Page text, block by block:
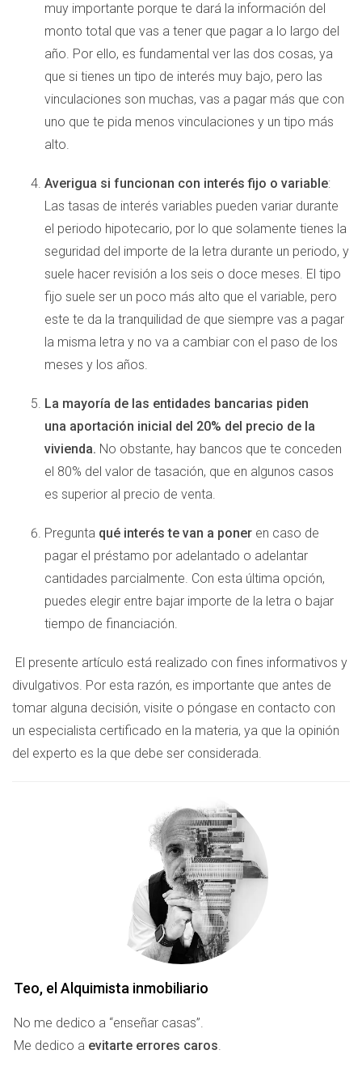
muy importante porque te dará la información del
monto total que vas a tener que pagar a lo largo del
año. Por ello, es fundamental ver las dos cosas, ya
que si tienes un tipo de interés muy bajo, pero las
vinculaciones son muchas, vas a pagar más que con
uno que te pida menos vinculaciones y un tipo más
alto.
Averigua si funcionan con interés fijo o variable:
Las tasas de interés variables pueden variar durante
el periodo hipotecario, por lo que solamente tienes la
seguridad del importe de la letra durante un periodo, y
suele hacer revisión a los seis o doce meses. El tipo
fijo suele ser un poco más alto que el variable, pero
este te da la tranquilidad de que siempre vas a pagar
la misma letra y no va a cambiar con el paso de los
meses y los años.
La mayoría de las entidades bancarias piden
una aportación inicial del 20% del precio de la
vivienda. No obstante, hay bancos que te conceden
el 80% del valor de tasación, que en algunos casos
es superior al precio de venta.
Pregunta qué interés te van a poner en caso de
pagar el préstamo por adelantado o adelantar
cantidades parcialmente. Con esta última opción,
puedes elegir entre bajar importe de la letra o bajar
tiempo de financiación.
El presente artículo está realizado con fines informativos y
divulgativos. Por esta razón, es importante que antes de
tomar alguna decisión, visite o póngase en contacto con
un especialista certificado en la materia, ya que la opinión
del experto es la que debe ser considerada.
Teo, el Alquimista inmobiliario
No me dedico a “enseñar casas”.
Me dedico a evitarte errores caros.